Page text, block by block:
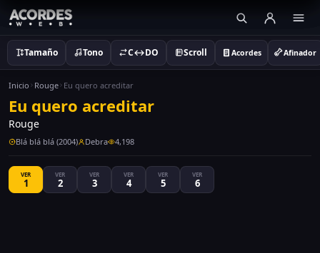
Tamaño Tono C↔DO Scroll Acordes Afinador
Inicio Rouge Eu quero acreditar
Eu quero acreditar
Rouge
Blá blá blá (2004) Debra 4,198
VER
1
VER
2
VER
3
VER
4
VER
5
VER
6